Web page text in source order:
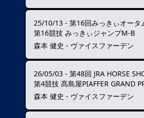
25/10/13 - 第16回みっきぃオータ
第16競技 みっきぃジャンプM-B
森本 健史 - ヴァイスファーデン
26/05/03 - 第48回 JRA HORSE
第4競技 髙島屋PIAFFER GRAND
森本 健史 - ヴァイスファーデン